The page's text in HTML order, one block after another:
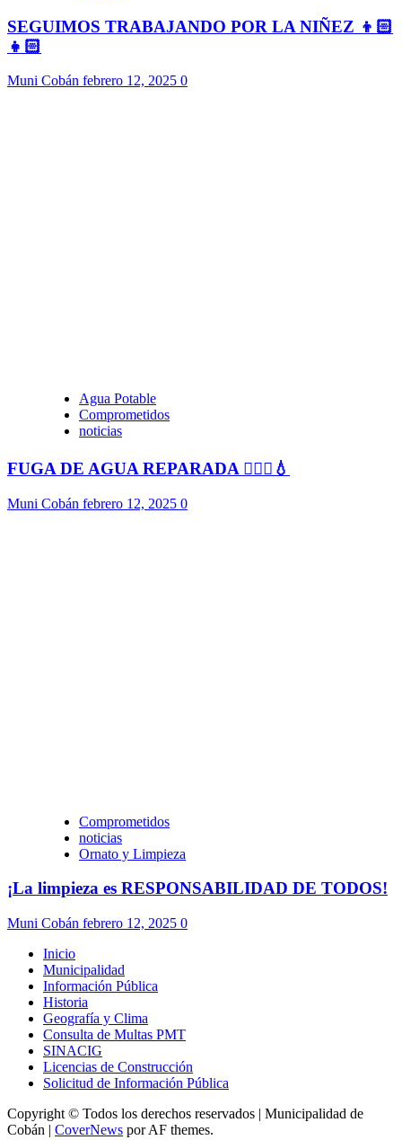
SEGUIMOS TRABAJANDO POR LA NIÑEZ 👦🏻
👧🏻
Muni Cobán febrero 12, 2025 0
Agua Potable
Comprometidos
noticias
FUGA DE AGUA REPARADA 👷🏻‍♂️💧
Muni Cobán febrero 12, 2025 0
Comprometidos
noticias
Ornato y Limpieza
¡La limpieza es RESPONSABILIDAD DE TODOS!
Muni Cobán febrero 12, 2025 0
Inicio
Municipalidad
Información Pública
Historia
Geografía y Clima
Consulta de Multas PMT
SINACIG
Licencias de Construcción
Solicitud de Información Pública
Copyright © Todos los derechos reservados | Municipalidad de
Cobán | CoverNews por AF themes.